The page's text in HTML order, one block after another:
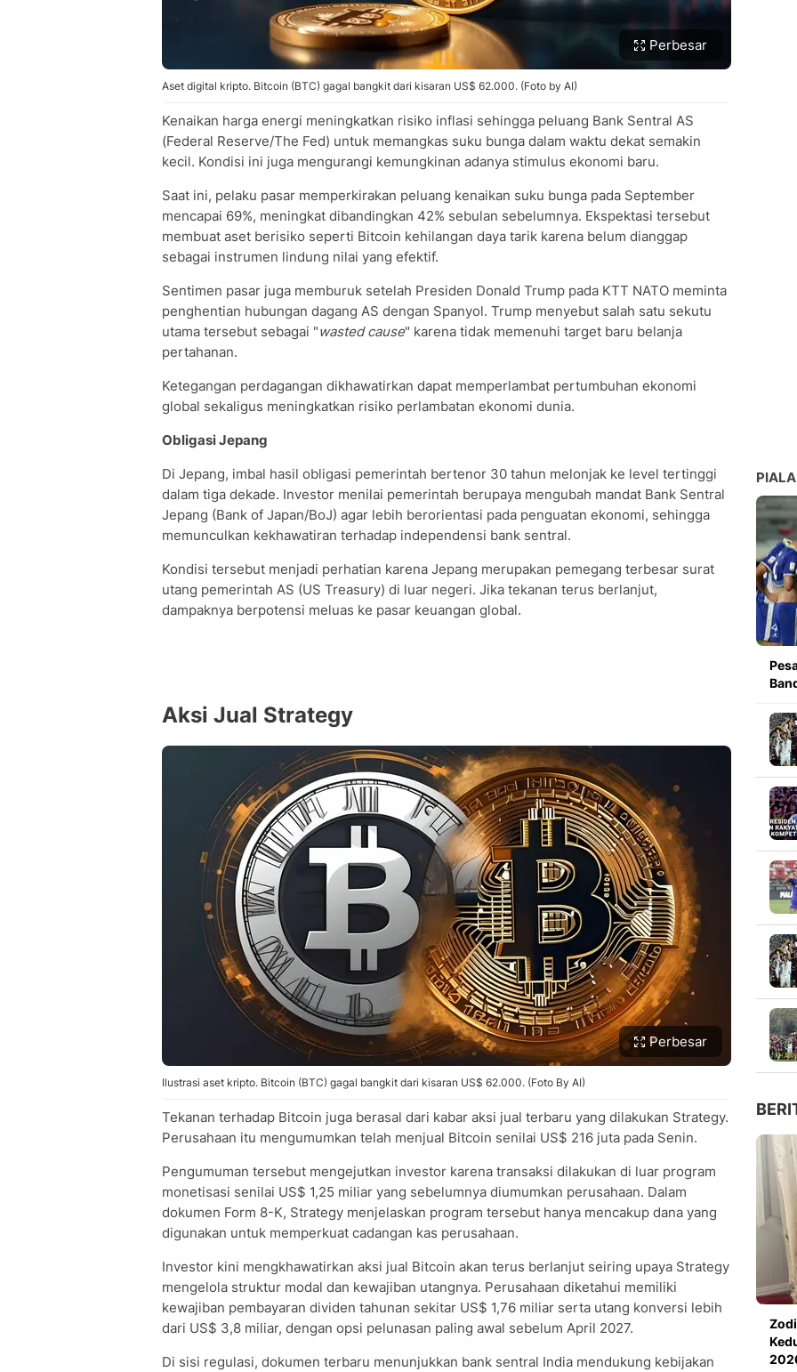
Perbesar
Aset digital kripto. Bitcoin (BTC) gagal bangkit dari kisaran US$ 62.000. (Foto by AI)
Kenaikan harga energi meningkatkan risiko inflasi sehingga peluang Bank Sentral AS
(Federal Reserve/The Fed) untuk memangkas suku bunga dalam waktu dekat semakin
kecil. Kondisi ini juga mengurangi kemungkinan adanya stimulus ekonomi baru.
Saat ini, pelaku pasar memperkirakan peluang kenaikan suku bunga pada September
mencapai 69%, meningkat dibandingkan 42% sebulan sebelumnya. Ekspektasi tersebut
membuat aset berisiko seperti Bitcoin kehilangan daya tarik karena belum dianggap
sebagai instrumen lindung nilai yang efektif.
Sentimen pasar juga memburuk setelah Presiden Donald Trump pada KTT NATO meminta
penghentian hubungan dagang AS dengan Spanyol. Trump menyebut salah satu sekutu
utama tersebut sebagai "wasted cause" karena tidak memenuhi target baru belanja
pertahanan.
Ketegangan perdagangan dikhawatirkan dapat memperlambat pertumbuhan ekonomi
global sekaligus meningkatkan risiko perlambatan ekonomi dunia.
Obligasi Jepang
Di Jepang, imbal hasil obligasi pemerintah bertenor 30 tahun melonjak ke level tertinggi
dalam tiga dekade. Investor menilai pemerintah berupaya mengubah mandat Bank Sentral
Jepang (Bank of Japan/BoJ) agar lebih berorientasi pada penguatan ekonomi, sehingga
memunculkan kekhawatiran terhadap independensi bank sentral.
Kondisi tersebut menjadi perhatian karena Jepang merupakan pemegang terbesar surat
utang pemerintah AS (US Treasury) di luar negeri. Jika tekanan terus berlanjut,
dampaknya berpotensi meluas ke pasar keuangan global.
Aksi Jual Strategy
Perbesar
Ilustrasi aset kripto. Bitcoin (BTC) gagal bangkit dari kisaran US$ 62.000. (Foto By AI)
Tekanan terhadap Bitcoin juga berasal dari kabar aksi jual terbaru yang dilakukan Strategy.
Perusahaan itu mengumumkan telah menjual Bitcoin senilai US$ 216 juta pada Senin.
Pengumuman tersebut mengejutkan investor karena transaksi dilakukan di luar program
monetisasi senilai US$ 1,25 miliar yang sebelumnya diumumkan perusahaan. Dalam
dokumen Form 8-K, Strategy menjelaskan program tersebut hanya mencakup dana yang
digunakan untuk memperkuat cadangan kas perusahaan.
Investor kini mengkhawatirkan aksi jual Bitcoin akan terus berlanjut seiring upaya Strategy
mengelola struktur modal dan kewajiban utangnya. Perusahaan diketahui memiliki
kewajiban pembayaran dividen tahunan sekitar US$ 1,76 miliar serta utang konversi lebih
dari US$ 3,8 miliar, dengan opsi pelunasan paling awal sebelum April 2027.
Di sisi regulasi, dokumen terbaru menunjukkan bank sentral India mendukung kebijakan